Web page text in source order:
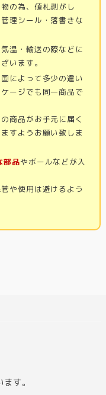
の為、値札剥がし
理シール・落書きな
温・輸送の際などに
います。
によって多少の違い
ージでも同一商品で
商品がお手元に届く
すようお願い致しま
部品やボールなどが入
や使用は避けるよう
す。